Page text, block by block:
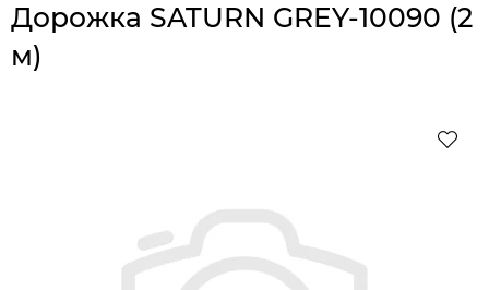
Дорожка SATURN GREY-10090 (2
м)